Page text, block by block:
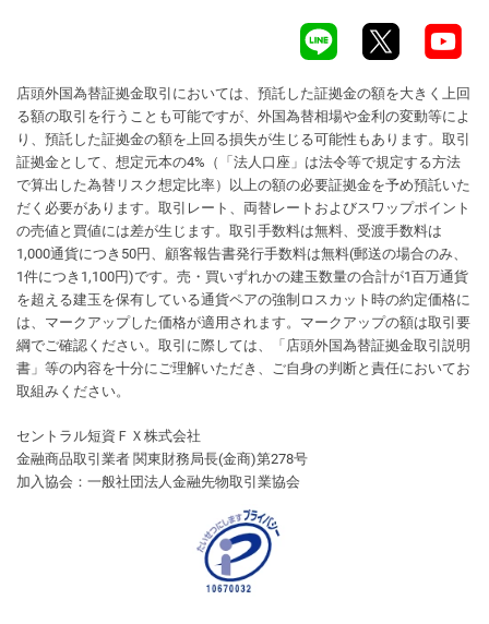
店頭外国為替証拠金取引においては、預託した証拠金の額を大きく上回
る額の取引を行うことも可能ですが、外国為替相場や金利の変動等によ
り、預託した証拠金の額を上回る損失が生じる可能性もあります。取引
証拠金として、想定元本の4%（「法人口座」は法令等で規定する方法
で算出した為替リスク想定比率）以上の額の必要証拠金を予め預託いた
だく必要があります。取引レート、両替レートおよびスワップポイント
の売値と買値には差が生じます。取引手数料は無料、受渡手数料は
1,000通貨につき50円、顧客報告書発行手数料は無料(郵送の場合のみ、
1件につき1,100円)です。売・買いずれかの建玉数量の合計が1百万通貨
を超える建玉を保有している通貨ペアの強制ロスカット時の約定価格に
は、マークアップした価格が適用されます。マークアップの額は取引要
綱でご確認ください。取引に際しては、「店頭外国為替証拠金取引説明
書」等の内容を十分にご理解いただき、ご自身の判断と責任においてお
取組みください。
セントラル短資ＦＸ株式会社
金融商品取引業者 関東財務局長(金商)第278号
加入協会：一般社団法人金融先物取引業協会